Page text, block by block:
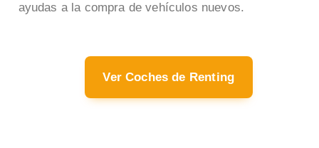
ayudas a la compra de vehículos nuevos.
Ver Coches de Renting